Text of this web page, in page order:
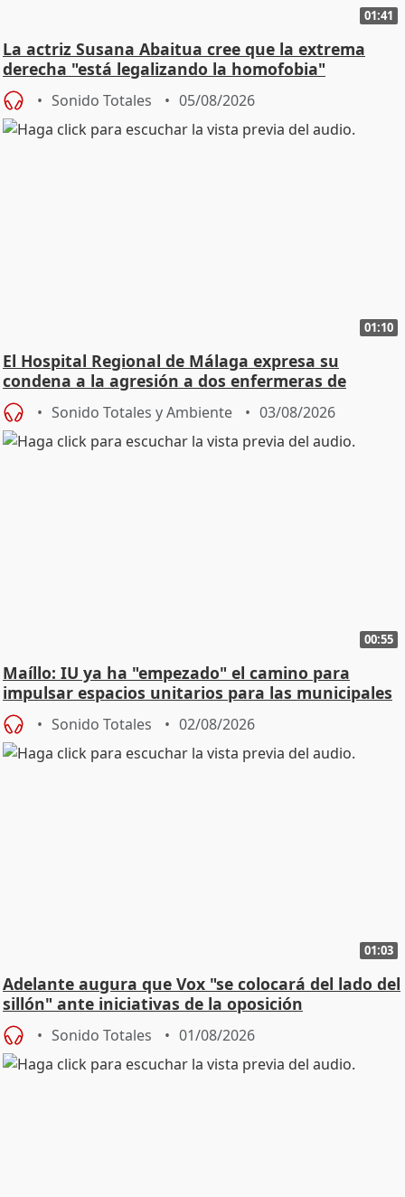
01:41
La actriz Susana Abaitua cree que la extrema
derecha "está legalizando la homofobia"
Sonido Totales 05/08/2026
01:10
El Hospital Regional de Málaga expresa su
condena a la agresión a dos enfermeras de
Urgencias
Sonido Totales y Ambiente 03/08/2026
00:55
Maíllo: IU ya ha "empezado" el camino para
impulsar espacios unitarios para las municipales
Sonido Totales 02/08/2026
01:03
Adelante augura que Vox "se colocará del lado del
sillón" ante iniciativas de la oposición
Sonido Totales 01/08/2026